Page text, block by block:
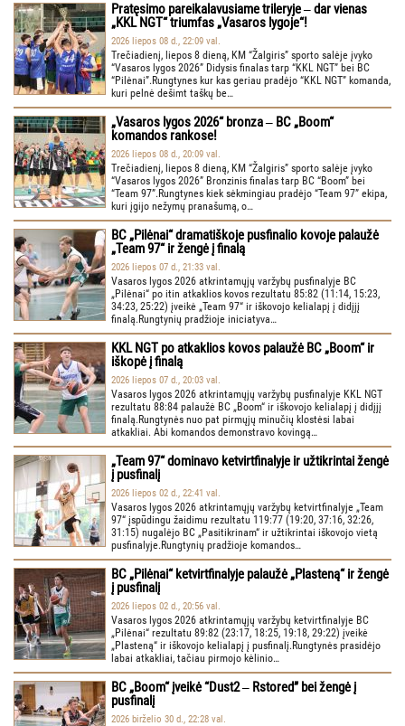
Pratęsimo pareikalavusiame trileryje ‒ dar vienas
„KKL NGT“ triumfas „Vasaros lygoje“!
2026 liepos 08 d., 22:09 val.
Trečiadienį, liepos 8 dieną, KM “Žalgiris” sporto salėje įvyko
“Vasaros lygos 2026” Didysis finalas tarp “KKL NGT” bei BC
“Pilėnai”.Rungtynes kur kas geriau pradėjo “KKL NGT” komanda,
kuri pelnė dešimt taškų be…
„Vasaros lygos 2026“ bronza ‒ BC „Boom“
komandos rankose!
2026 liepos 08 d., 20:09 val.
Trečiadienį, liepos 8 dieną, KM “Žalgiris” sporto salėje įvyko
“Vasaros lygos 2026” Bronzinis finalas tarp BC “Boom” bei
“Team 97”.Rungtynes kiek sėkmingiau pradėjo “Team 97” ekipa,
kuri įgijo nežymų pranašumą, o…
BC „Pilėnai“ dramatiškoje pusfinalio kovoje palaužė
„Team 97“ ir žengė į finalą
2026 liepos 07 d., 21:33 val.
Vasaros lygos 2026 atkrintamųjų varžybų pusfinalyje BC
„Pilėnai“ po itin atkaklios kovos rezultatu 85:82 (11:14, 15:23,
34:23, 25:22) įveikė „Team 97“ ir iškovojo kelialapį į didįjį
finalą.Rungtynių pradžioje iniciatyva…
KKL NGT po atkaklios kovos palaužė BC „Boom“ ir
iškopė į finalą
2026 liepos 07 d., 20:03 val.
Vasaros lygos 2026 atkrintamųjų varžybų pusfinalyje KKL NGT
rezultatu 88:84 palaužė BC „Boom“ ir iškovojo kelialapį į didįjį
finalą.Rungtynės nuo pat pirmųjų minučių klostėsi labai
atkakliai. Abi komandos demonstravo kovingą…
„Team 97“ dominavo ketvirtfinalyje ir užtikrintai žengė
į pusfinalį
2026 liepos 02 d., 22:41 val.
Vasaros lygos 2026 atkrintamųjų varžybų ketvirtfinalyje „Team
97“ įspūdingu žaidimu rezultatu 119:77 (19:20, 37:16, 32:26,
31:15) nugalėjo BC „Pasitikrinam“ ir užtikrintai iškovojo vietą
pusfinalyje.Rungtynių pradžioje komandos…
BC „Pilėnai“ ketvirtfinalyje palaužė „Plasteną“ ir žengė
į pusfinalį
2026 liepos 02 d., 20:56 val.
Vasaros lygos 2026 atkrintamųjų varžybų ketvirtfinalyje BC
„Pilėnai“ rezultatu 89:82 (23:17, 18:25, 19:18, 29:22) įveikė
„Plasteną“ ir iškovojo kelialapį į pusfinalį.Rungtynės prasidėjo
labai atkakliai, tačiau pirmojo kėlinio…
BC „Boom“ įveikė “Dust2 ‒ Rstored” bei žengė į
pusfinalį
2026 birželio 30 d., 22:28 val.